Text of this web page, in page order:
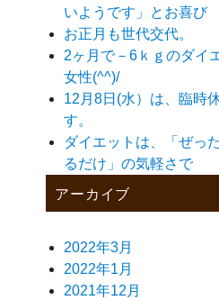
いようです」とお喜び
お正月も世代交代。
2ヶ月で－6ｋｇのダイ
女性(^^)/
12月8日(水）は、臨時
す。
ダイエットは、「ぜっ
るだけ」の気軽さで
アーカイブ
2022年3月
2022年1月
2021年12月